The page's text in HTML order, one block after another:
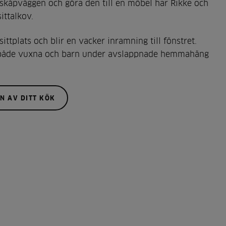
och göra den till en möbel har Rikke och
och blir en vacker inramning till fönstret.
vuxna och barn under avslappnade hemmahäng
AV DITT KÖK